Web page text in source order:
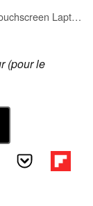
Lenovo IdeaPad 15.6" FHD IPS Touchscreen Laptop, Intel Core i5-1235U, 8GB RAM, 256GB SSD, Wi-Fi 6, Windows 11, Numeric Keypad, Dolby Audio, Thin & Lightweight Business Laptop
(pour le